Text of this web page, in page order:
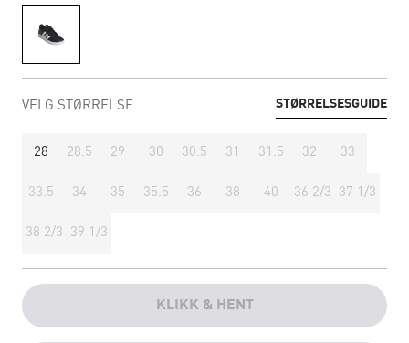
VELG STØRRELSE STØRRELSESGUIDE
28 28.5 29 30 30.5 31 31.5 32 33
33.5 34 35 35.5 36 38 40 36 2/3 37 1/3
38 2/3 39 1/3
KLIKK & HENT